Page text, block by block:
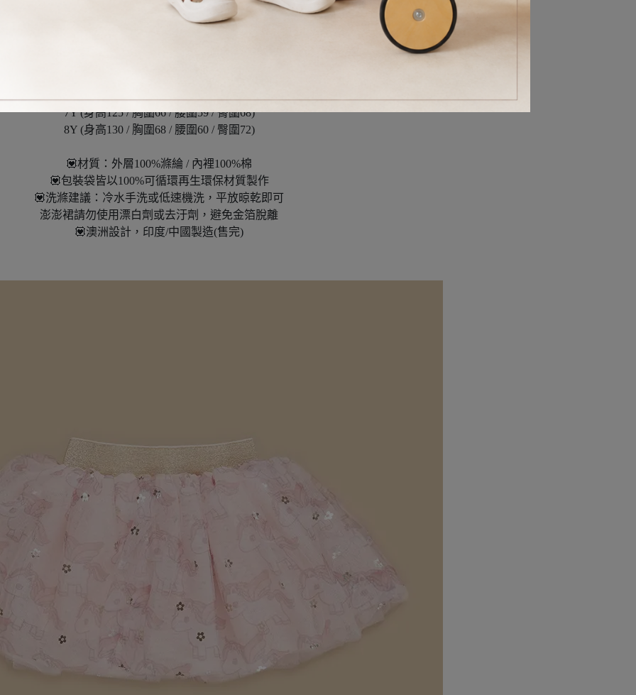
2Y (身高92 / 胸圍56 / 腰圍54 / 臀圍56)
7Y (身高125 / 胸圍66 / 腰圍59 / 臀圍68)
8Y (身高130 / 胸圍68 / 腰圍60 / 臀圍72)
💟材質：外層100%滌綸 / 內裡100%棉
💟包裝袋皆以100%可循環再生環保材質製作
💟洗滌建議：冷水手洗或低速機洗，平放晾乾即可
澎澎裙請勿使用漂白劑或去汙劑，避免金箔脫離
💟澳洲設計，印度/中國製造(售完)